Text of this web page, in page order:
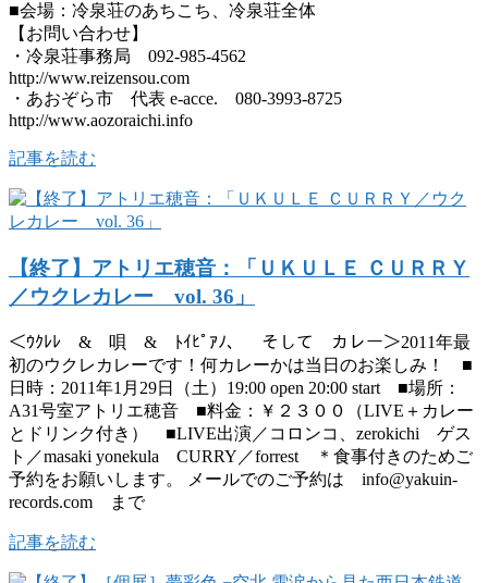
■会場：冷泉荘のあちこち、冷泉荘全体
【お問い合わせ】
・冷泉荘事務局 092-985-4562
http://www.reizensou.com
・あおぞら市 代表 e-acce. 080-3993-8725
http://www.aozoraichi.info
記事を読む
【終了】アトリエ穂音：「ＵＫＵＬＥ ＣＵＲＲＹ
／ウクレカレー vol. 36」
＜ｳｸﾚﾚ & 唄 & ﾄｲﾋﾟｱﾉ、 そして カレー＞2011年最
初のウクレカレーです！何カレーかは当日のお楽しみ！ ■
日時：2011年1月29日（土）19:00 open 20:00 start ■場所：
A31号室アトリエ穂音 ■料金：￥２３００（LIVE＋カレー
とドリンク付き） ■LIVE出演／コロンコ、zerokichi ゲス
ト／masaki yonekula CURRY／forrest ＊食事付きのためご
予約をお願いします。 メールでのご予約は info@yakuin-
records.com まで
記事を読む